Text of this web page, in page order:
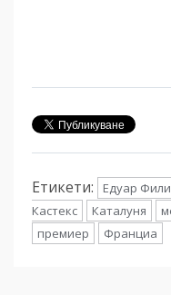
Етикети: Едуар
Кастекс
Каталуня
премиер
Франциа